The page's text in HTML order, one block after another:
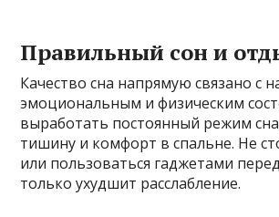
Правильный сон и
Качество сна напрямую связано с
эмоциональным и физическим
выработать постоянный режим
тишину и комфорт в спальне. Не
или пользоваться гаджетами
только ухудшит расслабление.